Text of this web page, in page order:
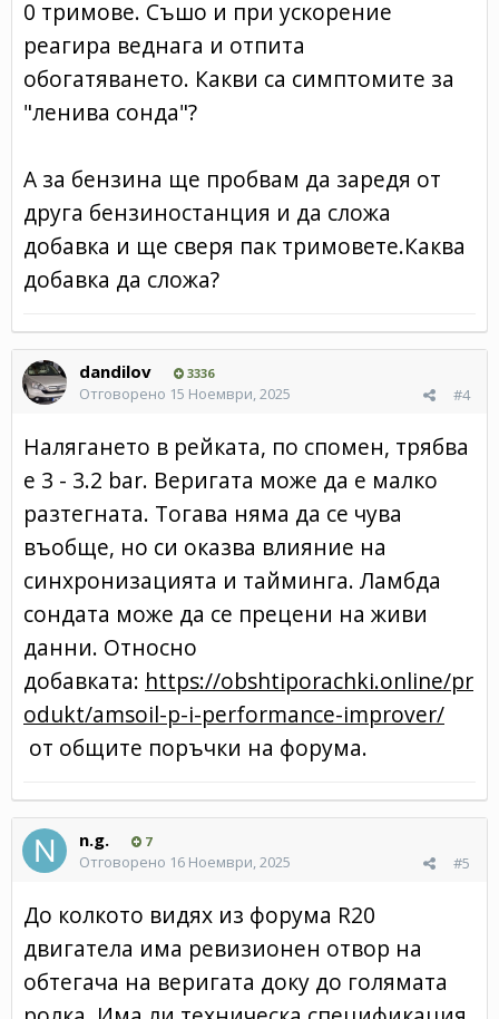
0 тримове. Съшо и при ускорение
реагира веднага и отпита
обогатяването. Какви са симптомите за
"ленива сонда"?
А за бензина ще пробвам да заредя от
друга бензиностанция и да сложа
добавка и ще сверя пак тримовете.Каква
добавка да сложа?
dandilov 3336
#4
Отговорено 15 Ноември, 2025
Налягането в рейката, по спомен, трябва
е 3 - 3.2 bar. Веригата може да е малко
разтегната. Тогава няма да се чува
въобще, но си оказва влияние на
синхронизацията и тайминга. Ламбда
сондата може да се прецени на живи
данни. Относно
добавката: https://obshtiporachki.online/pr
odukt/amsoil-p-i-performance-improver/
от общите поръчки на форума.
n.g. 7
#5
Отговорено 16 Ноември, 2025
До колкото видях из форума R20
двигатела има ревизионен отвор на
обтегача на веригата доку до голямата